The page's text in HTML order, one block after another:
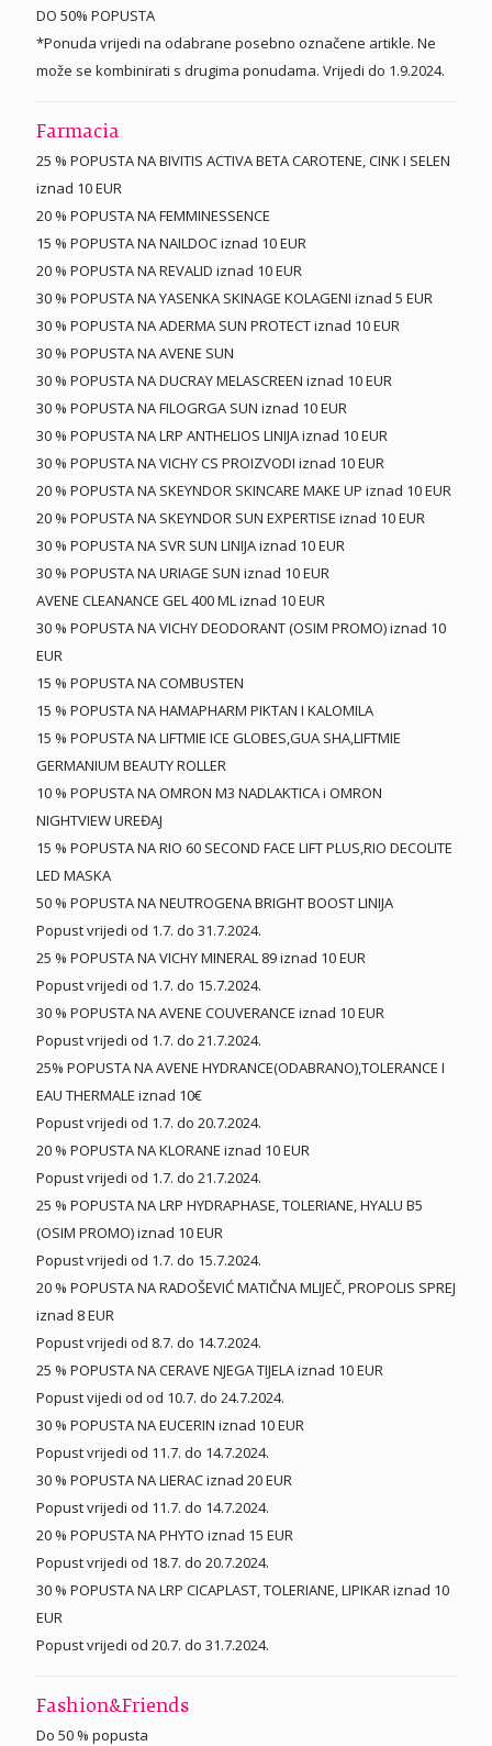
DO 50% POPUSTA
*Ponuda vrijedi na odabrane posebno označene artikle. Ne
može se kombinirati s drugima ponudama. Vrijedi do 1.9.2024.
Farmacia
25 % POPUSTA NA BIVITIS ACTIVA BETA CAROTENE, CINK I SELEN
iznad 10 EUR
20 % POPUSTA NA FEMMINESSENCE
15 % POPUSTA NA NAILDOC iznad 10 EUR
20 % POPUSTA NA REVALID iznad 10 EUR
30 % POPUSTA NA YASENKA SKINAGE KOLAGENI iznad 5 EUR
30 % POPUSTA NA ADERMA SUN PROTECT iznad 10 EUR
30 % POPUSTA NA AVENE SUN
30 % POPUSTA NA DUCRAY MELASCREEN iznad 10 EUR
30 % POPUSTA NA FILOGRGA SUN iznad 10 EUR
30 % POPUSTA NA LRP ANTHELIOS LINIJA iznad 10 EUR
30 % POPUSTA NA VICHY CS PROIZVODI iznad 10 EUR
20 % POPUSTA NA SKEYNDOR SKINCARE MAKE UP iznad 10 EUR
20 % POPUSTA NA SKEYNDOR SUN EXPERTISE iznad 10 EUR
30 % POPUSTA NA SVR SUN LINIJA iznad 10 EUR
30 % POPUSTA NA URIAGE SUN iznad 10 EUR
AVENE CLEANANCE GEL 400 ML iznad 10 EUR
30 % POPUSTA NA VICHY DEODORANT (OSIM PROMO) iznad 10
EUR
15 % POPUSTA NA COMBUSTEN
15 % POPUSTA NA HAMAPHARM PIKTAN I KALOMILA
15 % POPUSTA NA LIFTMIE ICE GLOBES,GUA SHA,LIFTMIE
GERMANIUM BEAUTY ROLLER
10 % POPUSTA NA OMRON M3 NADLAKTICA i OMRON
NIGHTVIEW UREĐAJ
15 % POPUSTA NA RIO 60 SECOND FACE LIFT PLUS,RIO DECOLITE
LED MASKA
50 % POPUSTA NA NEUTROGENA BRIGHT BOOST LINIJA
Popust vrijedi od 1.7. do 31.7.2024.
25 % POPUSTA NA VICHY MINERAL 89 iznad 10 EUR
Popust vrijedi od 1.7. do 15.7.2024.
30 % POPUSTA NA AVENE COUVERANCE iznad 10 EUR
Popust vrijedi od 1.7. do 21.7.2024.
25% POPUSTA NA AVENE HYDRANCE(ODABRANO),TOLERANCE I
EAU THERMALE iznad 10€
Popust vrijedi od 1.7. do 20.7.2024.
20 % POPUSTA NA KLORANE iznad 10 EUR
Popust vrijedi od 1.7. do 21.7.2024.
25 % POPUSTA NA LRP HYDRAPHASE, TOLERIANE, HYALU B5
(OSIM PROMO) iznad 10 EUR
Popust vrijedi od 1.7. do 15.7.2024.
20 % POPUSTA NA RADOŠEVIĆ MATIČNA MLIJEČ, PROPOLIS SPREJ
iznad 8 EUR
Popust vrijedi od 8.7. do 14.7.2024.
25 % POPUSTA NA CERAVE NJEGA TIJELA iznad 10 EUR
Popust vijedi od od 10.7. do 24.7.2024.
30 % POPUSTA NA EUCERIN iznad 10 EUR
Popust vrijedi od 11.7. do 14.7.2024.
30 % POPUSTA NA LIERAC iznad 20 EUR
Popust vrijedi od 11.7. do 14.7.2024.
20 % POPUSTA NA PHYTO iznad 15 EUR
Popust vrijedi od 18.7. do 20.7.2024.
30 % POPUSTA NA LRP CICAPLAST, TOLERIANE, LIPIKAR iznad 10
EUR
Popust vrijedi od 20.7. do 31.7.2024.
Fashion&Friends
Do 50 % popusta